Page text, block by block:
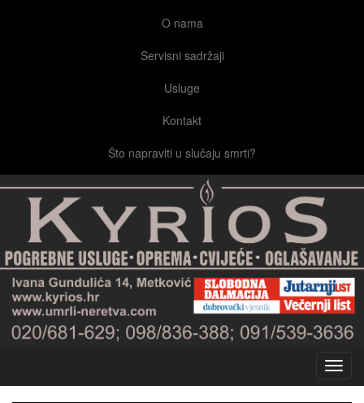
O nama
Servisni sadržaji
Usluge
Kontakt
Što napraviti u slučaju smrti?